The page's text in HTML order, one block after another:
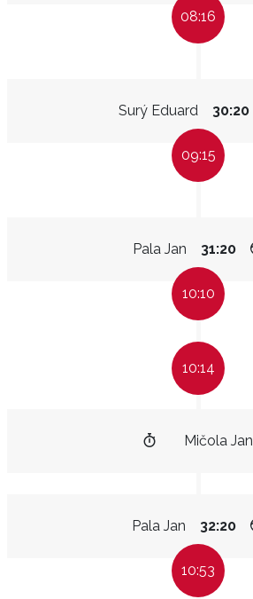
08:16
Surý Eduard 30:20
09:15
Pala Jan 31:20
10:10
10:14
Mičola Jan
Pala Jan 32:20
10:53